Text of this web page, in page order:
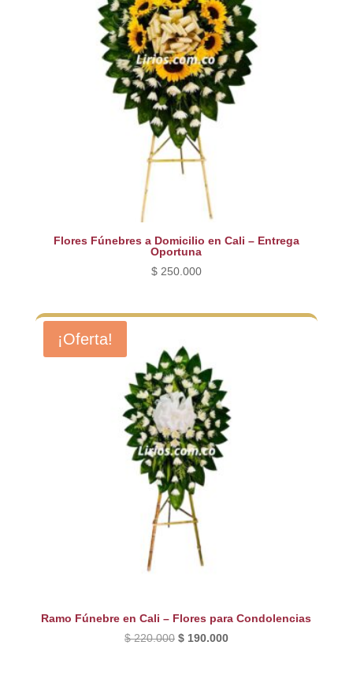
Flores Fúnebres a Domicilio en Cali – Entrega
Oportuna
$250.000
¡Oferta!
Ramo Fúnebre en Cali – Flores para Condolencias
$220.000 El
$190.000El